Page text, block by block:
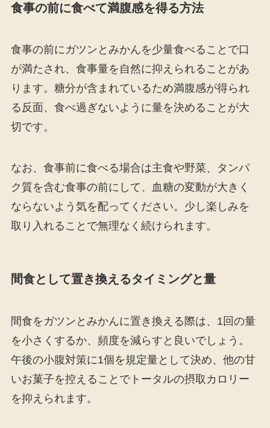
食事の前に食べて満腹感を得る方法
食事の前にガツンとみかんを少量食べることで口
が満たされ、食事量を自然に抑えられることがあ
ります。糖分が含まれているため満腹感が得られ
る反面、食べ過ぎないように量を決めることが大
切です。
なお、食事前に食べる場合は主食や野菜、タンパ
ク質を含む食事の前にして、血糖の変動が大きく
ならないよう気を配ってください。少し楽しみを
取り入れることで無理なく続けられます。
間食として置き換えるタイミングと量
間食をガツンとみかんに置き換える際は、1回の量
を小さくするか、頻度を減らすと良いでしょう。
午後の小腹対策に1個を規定量として決め、他の甘
いお菓子を控えることでトータルの摂取カロリー
を抑えられます。